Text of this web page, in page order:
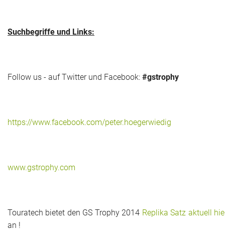
Suchbegriffe und Links:
Follow us - auf Twitter und Facebook: #gstrophy
https://www.facebook.com/peter.hoegerwiedig
www.gstrophy.com
Touratech bietet den GS Trophy 2014 Replika Satz aktuell
an !